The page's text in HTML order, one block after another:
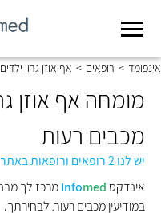
אינפומד > רופאים > אף אוזן גרון ילדים
מומחה אף אוזן
מכבים רעות
יש לנו 2 רופאים ורופאות באתר
אינדקס
Infomed
מרכז לך
במודיעין מכבים רעות לבחירתך.